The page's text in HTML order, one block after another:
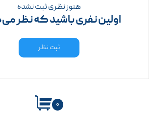
هنوز نظری ثبت نشده
اولین نفری باشید که نظر
ثبت نظر
۰